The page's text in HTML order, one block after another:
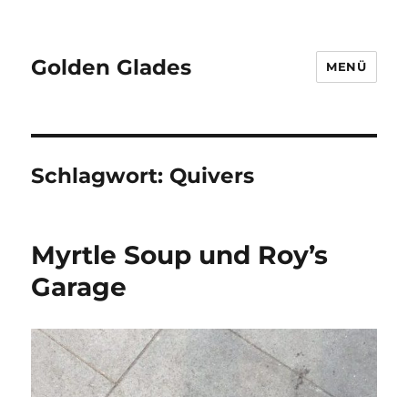
Golden Glades MENÜ
Schlagwort: Quivers
Myrtle Soup und Roy’s
Garage